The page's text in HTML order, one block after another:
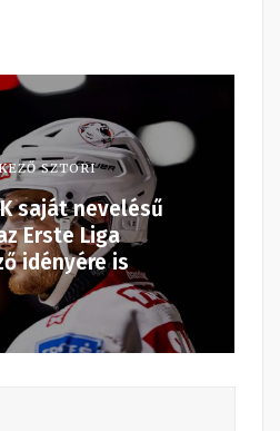
SZTORI
saját nevelésű
Erste Liga
idényére is